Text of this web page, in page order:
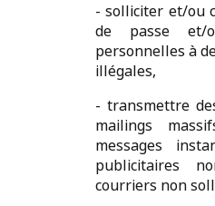
- solliciter et/ou
de passe et/
personnelles à
illégales,
- transmettre
mailings
messages
publicitaires
courriers non